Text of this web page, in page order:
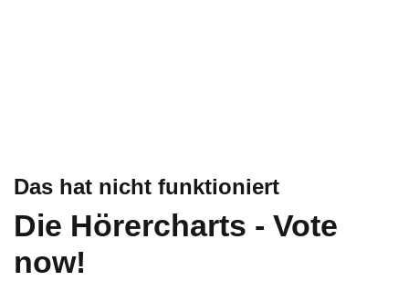
Das hat nicht funktioniert
Die Hörercharts - Vote
now!